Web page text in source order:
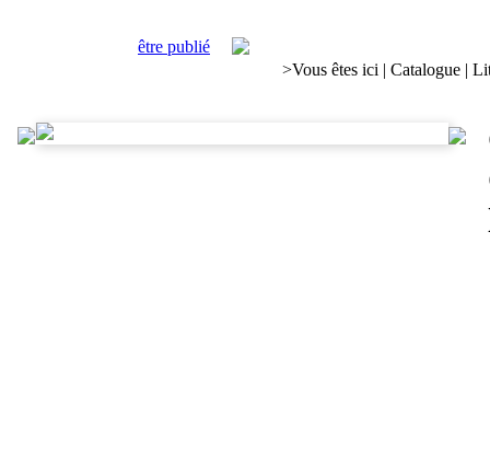
être publié
>Vous êtes ici | Catalogue |